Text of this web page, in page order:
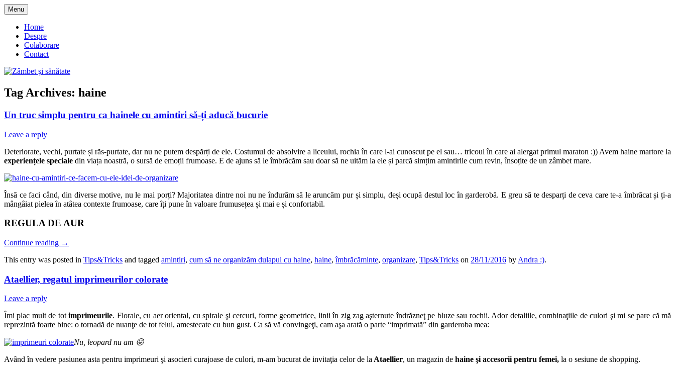
Skip
to
content
Zâmbet şi sănătate
Menu
Home
Despre
Colaborare
Contact
Tag Archives: haine
Un truc simplu pentru ca hainele cu amintiri să-ți aducă bucurie
Leave a reply
Deteriorate, vechi, purtate și răs-purtate, dar nu ne putem despărți de ele. Costumul de absolvire a liceului, rochia în care l-ai cunoscut pe el sau… tricoul în care ai alergat primul maraton :)) Avem haine martore la
experiențele speciale din viața noastră, o sursă de emoții frumoase. E de ajuns să le îmbrăcăm sau doar să ne uităm la ele și parcă simțim amintirile cum revin, însoțite de un zâmbet mare.
Însă ce faci când, din diverse motive, nu le mai porți? Majoritatea dintre noi nu ne îndurăm să le aruncăm pur și simplu, deși ocupă destul loc în garderobă. E greu să te desparți de ceva care te-a îmbrăcat și ți-a
mângâiat pielea în atâtea contexte frumoase, care îți pune în valoare frumusețea și mai e și confortabil.
REGULA DE AUR
Continue reading →
This entry was posted in Tips&Tricks and tagged amintiri, cum să ne organizăm dulapul cu haine, haine,îmbrăcăminte, organizare, Tips&Tricks on 28/11/2016 by Andra :).
Ataellier, regatul imprimeurilor colorate
Leave a reply
Îmi plac mult de totimprimeurile. Florale, cu aer oriental, cu spirale şi cercuri, forme geometrice, linii în zig zag aşternute îndrăzneţ pe bluze sau rochii. Ador detaliile, combinaţiile de culori şi mi se pare că mă
reprezintă foarte bine: o tornadă de nuanţe de tot felul, amestecate cu bun gust. Ca să vă convingeţi, cam aşa arată o parte “imprimată” din garderoba mea:
Nu, leopard nu am 😛
Având în vedere pasiunea asta pentru imprimeuri şi asocieri curajoase de culori, m-am bucurat de invitaţia celor de laAtaellier, un magazin de haine şi accesorii pentru femei, la o sesiune de shopping.